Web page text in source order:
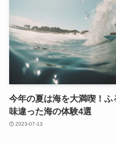
今年の夏は海を大満喫！
味違った海の体験4選
2023-07-13